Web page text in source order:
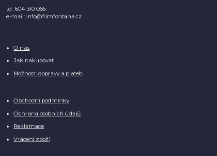
tel: 604 310 066
e-mail: info@filmfontana.cz
O nás
Jak nakupovat
Možnosti dopravy a plateb
Obchodní podmínky
Ochrana osobních údajů
Reklamace
Vrácení zboží